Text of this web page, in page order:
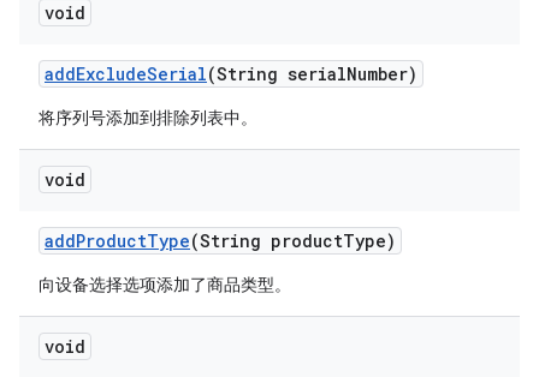
void
addExcludeSerial(String serialNumber)
将序列号添加到排除列表中。
void
addProductType(String productType)
向设备选择选项添加了商品类型。
void